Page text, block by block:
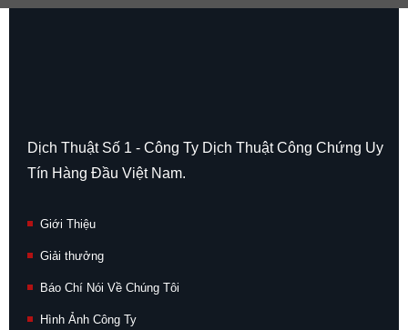
Dịch Thuật Số 1 - Công Ty Dịch Thuật Công Chứng Uy
Tín Hàng Đầu Việt Nam.
Giới Thiệu
Giải thưởng
Báo Chí Nói Về Chúng Tôi
Hình Ảnh Công Ty